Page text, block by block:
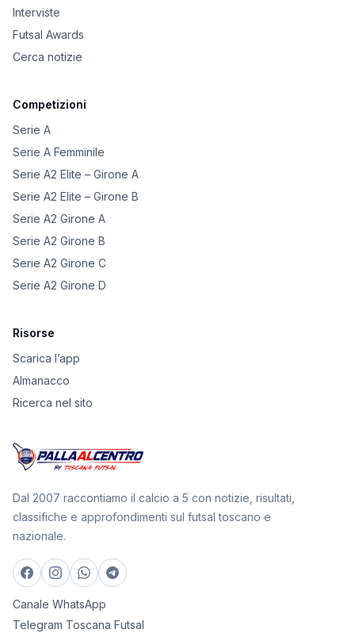
Interviste
Futsal Awards
Cerca notizie
Competizioni
Serie A
Serie A Femminile
Serie A2 Elite – Girone A
Serie A2 Elite – Girone B
Serie A2 Girone A
Serie A2 Girone B
Serie A2 Girone C
Serie A2 Girone D
Risorse
Scarica l’app
Almanacco
Ricerca nel sito
Dal 2007 raccontiamo il calcio a 5 con notizie, risultati,
classifiche e approfondimenti sul futsal toscano e
nazionale.
Canale WhatsApp
Telegram Toscana Futsal